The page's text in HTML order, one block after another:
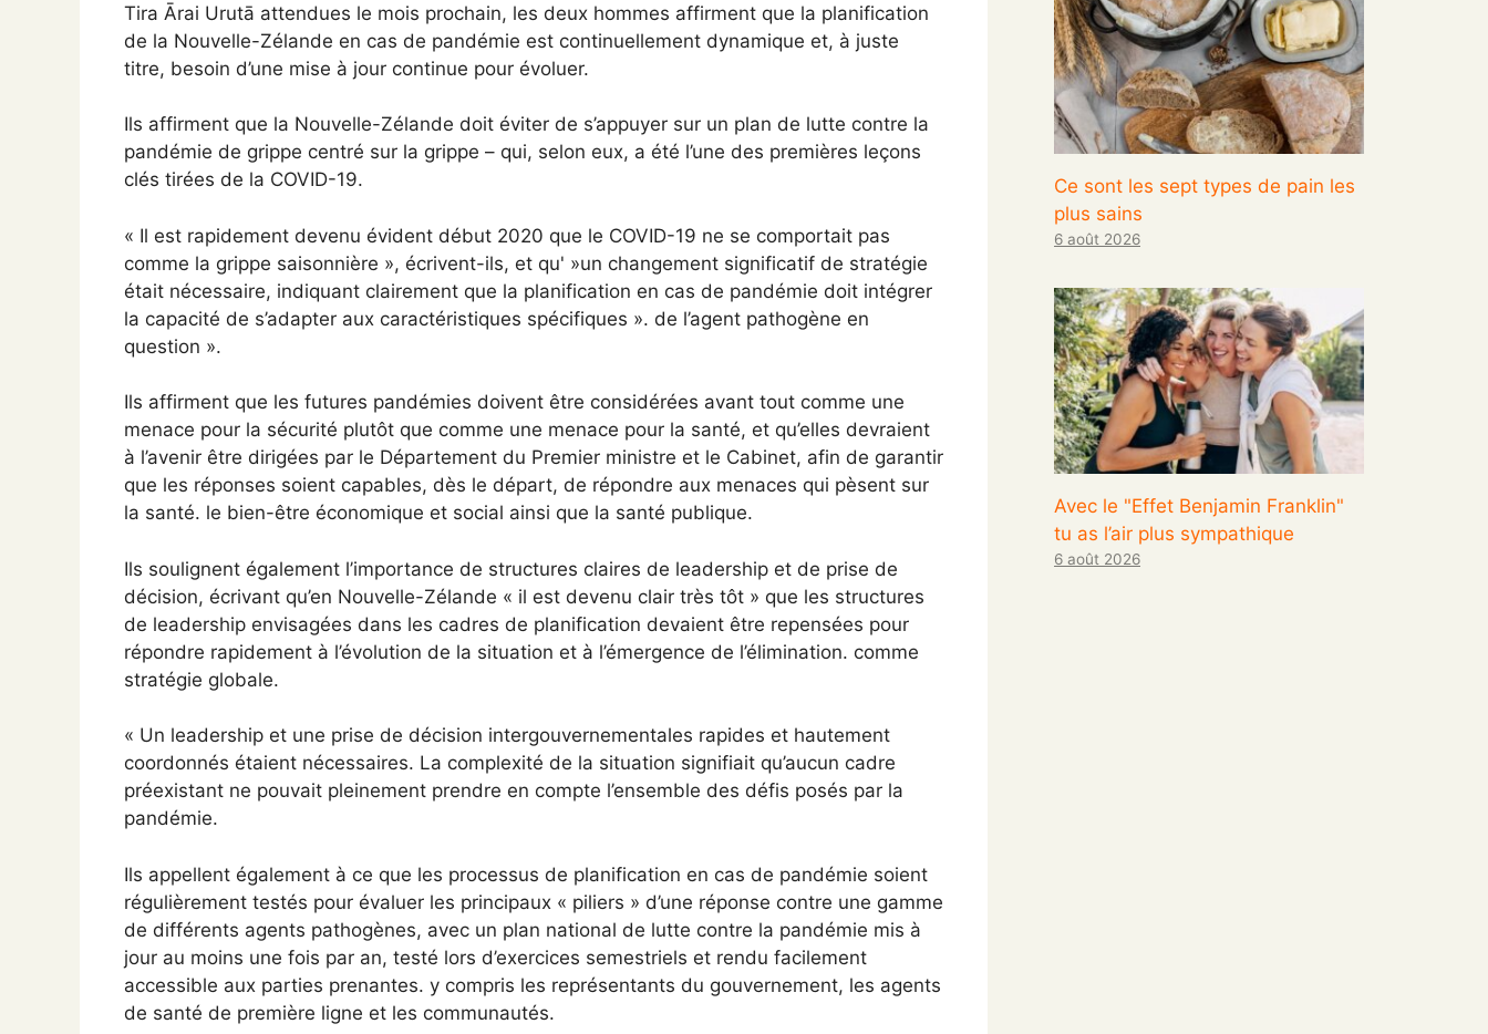
Tira Ārai Urutā attendues le mois prochain, les deux hommes affirment que la planification
de la Nouvelle-Zélande en cas de pandémie est continuellement dynamique et, à juste
titre, besoin d’une mise à jour continue pour évoluer.
Ils affirment que la Nouvelle-Zélande doit éviter de s’appuyer sur un plan de lutte contre la
pandémie de grippe centré sur la grippe – qui, selon eux, a été l’une des premières leçons
clés tirées de la COVID-19.
« Il est rapidement devenu évident début 2020 que le COVID-19 ne se comportait pas
comme la grippe saisonnière », écrivent-ils, et qu' »un changement significatif de stratégie
était nécessaire, indiquant clairement que la planification en cas de pandémie doit intégrer
la capacité de s’adapter aux caractéristiques spécifiques ». de l’agent pathogène en
question ».
Ils affirment que les futures pandémies doivent être considérées avant tout comme une
menace pour la sécurité plutôt que comme une menace pour la santé, et qu’elles devraient
à l’avenir être dirigées par le Département du Premier ministre et le Cabinet, afin de garantir
que les réponses soient capables, dès le départ, de répondre aux menaces qui pèsent sur
la santé. le bien-être économique et social ainsi que la santé publique.
Ils soulignent également l’importance de structures claires de leadership et de prise de
décision, écrivant qu’en Nouvelle-Zélande « il est devenu clair très tôt » que les structures
de leadership envisagées dans les cadres de planification devaient être repensées pour
répondre rapidement à l’évolution de la situation et à l’émergence de l’élimination. comme
stratégie globale.
« Un leadership et une prise de décision intergouvernementales rapides et hautement
coordonnés étaient nécessaires. La complexité de la situation signifiait qu’aucun cadre
préexistant ne pouvait pleinement prendre en compte l’ensemble des défis posés par la
pandémie.
Ils appellent également à ce que les processus de planification en cas de pandémie soient
régulièrement testés pour évaluer les principaux « piliers » d’une réponse contre une gamme
de différents agents pathogènes, avec un plan national de lutte contre la pandémie mis à
jour au moins une fois par an, testé lors d’exercices semestriels et rendu facilement
accessible aux parties prenantes. y compris les représentants du gouvernement, les agents
de santé de première ligne et les communautés.
Ce sont les sept types de pain les
plus sains
6 août 2026
Avec le "Effet Benjamin Franklin"
tu as l’air plus sympathique
6 août 2026